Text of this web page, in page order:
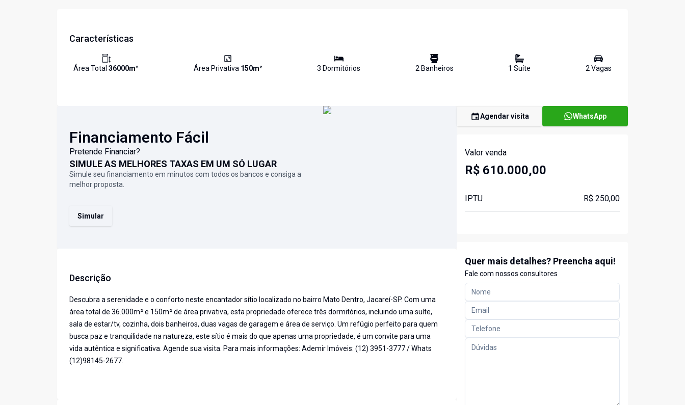
Características
Área Total 36000m² Área Privativa 150m² 3 Dormitórios 2Banheiros 1 Suíte 2Vagas
Financiamento Fácil
Pretende Financiar?
SIMULE AS MELHORES TAXAS EM UM SÓ LUGAR
Simule seu financiamento em minutos com todos os bancos e consiga a
melhor proposta.
Simular
Descrição
Descubra a serenidade e o conforto neste encantador sítio localizado no bairro Mato Dentro, Jacareí-SP. Com uma
área total de 36.000m² e 150m² de área privativa, esta propriedade oferece três dormitórios, incluindo uma suíte,
sala de estar/tv, cozinha, dois banheiros, duas vagas de garagem e área de serviço. Um refúgio perfeito para quem
busca paz e tranquilidade na natureza, este sítio é mais do que apenas uma propriedade, é um convite para uma
vida autêntica e significativa. Agende sua visita. Para mais informações: Ademir Imóveis: (12) 3951-3777 / Whats
(12)98145-2677.
Agendar visita WhatsApp
Valor venda
R$ 610.000,00
IPTU R$ 250,00
Quer mais detalhes? Preencha aqui!
Fale com nossos consultores